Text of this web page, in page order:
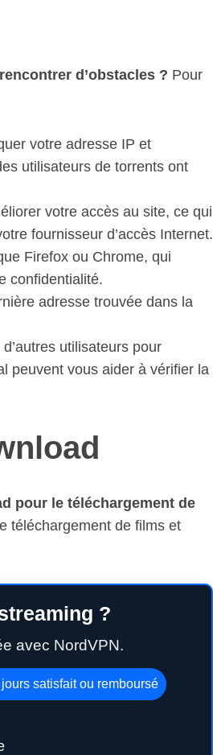
d’obstacles ? Pour
votre adresse IP et
utilisateurs de torrents ont
votre accès au site, ce qui
fournisseur d’accès Internet.
Firefox ou Chrome, qui
confidentialité.
adresse trouvée dans la
utilisateurs pour
peuvent vous aider à vérifier la
pour le téléchargement de
téléchargement de films et
?
avec NordVPN.
jours satisfait ou remboursé